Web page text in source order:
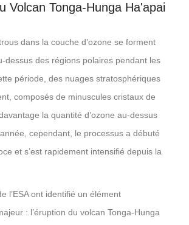
Volcan Tonga-Hunga Ha'apai
dans la couche d’ozone se forment
dessus des régions polaires pendant les
période, des nuages stratosphériques
composés de minuscules cristaux de
la quantité d’ozone au-dessus
cependant, le processus a débuté
et s’est rapidement intensifié depuis la
l’ESA ont identifié un élément
: l’éruption du volcan Tonga-Hunga